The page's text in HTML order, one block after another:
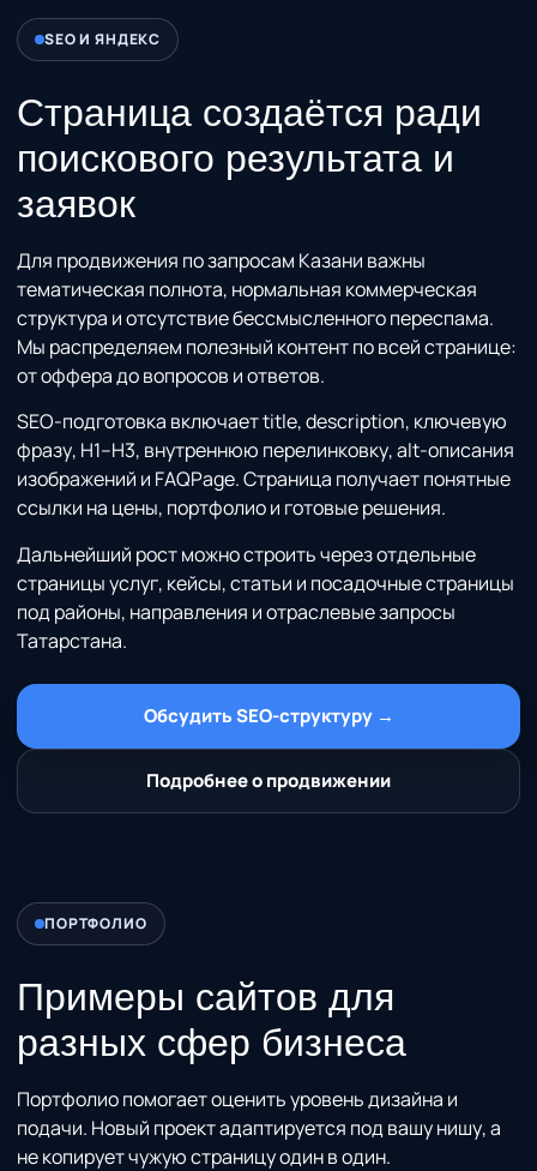
SEO И ЯНДЕКС
Страница создаётся ради
поискового результата и
заявок
Для продвижения по запросам Казани важны
тематическая полнота, нормальная коммерческая
структура и отсутствие бессмысленного переспама.
Мы распределяем полезный контент по всей странице:
от оффера до вопросов и ответов.
SEO-подготовка включает title, description, ключевую
фразу, H1–H3, внутреннюю перелинковку, alt-описания
изображений и FAQPage. Страница получает понятные
ссылки на цены, портфолио и готовые решения.
Дальнейший рост можно строить через отдельные
страницы услуг, кейсы, статьи и посадочные страницы
под районы, направления и отраслевые запросы
Татарстана.
Обсудить SEO-структуру →
Подробнее о продвижении
ПОРТФОЛИО
Примеры сайтов для
разных сфер бизнеса
Портфолио помогает оценить уровень дизайна и
подачи. Новый проект адаптируется под вашу нишу, а
не копирует чужую страницу один в один.